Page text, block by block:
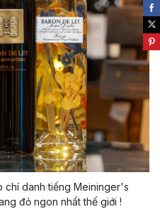
chí danh tiếng Meininger's
đỏ ngon nhất thế giới !